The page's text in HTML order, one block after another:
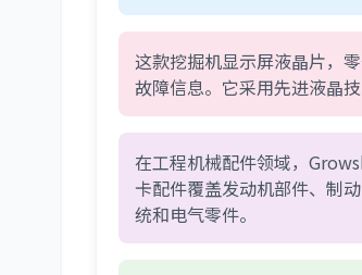
这款挖掘机显示屏液晶片，
故障信息。它采用先进液晶
在工程机械配件领域，
卡配件覆盖发动机部件、制
统和电气零件。